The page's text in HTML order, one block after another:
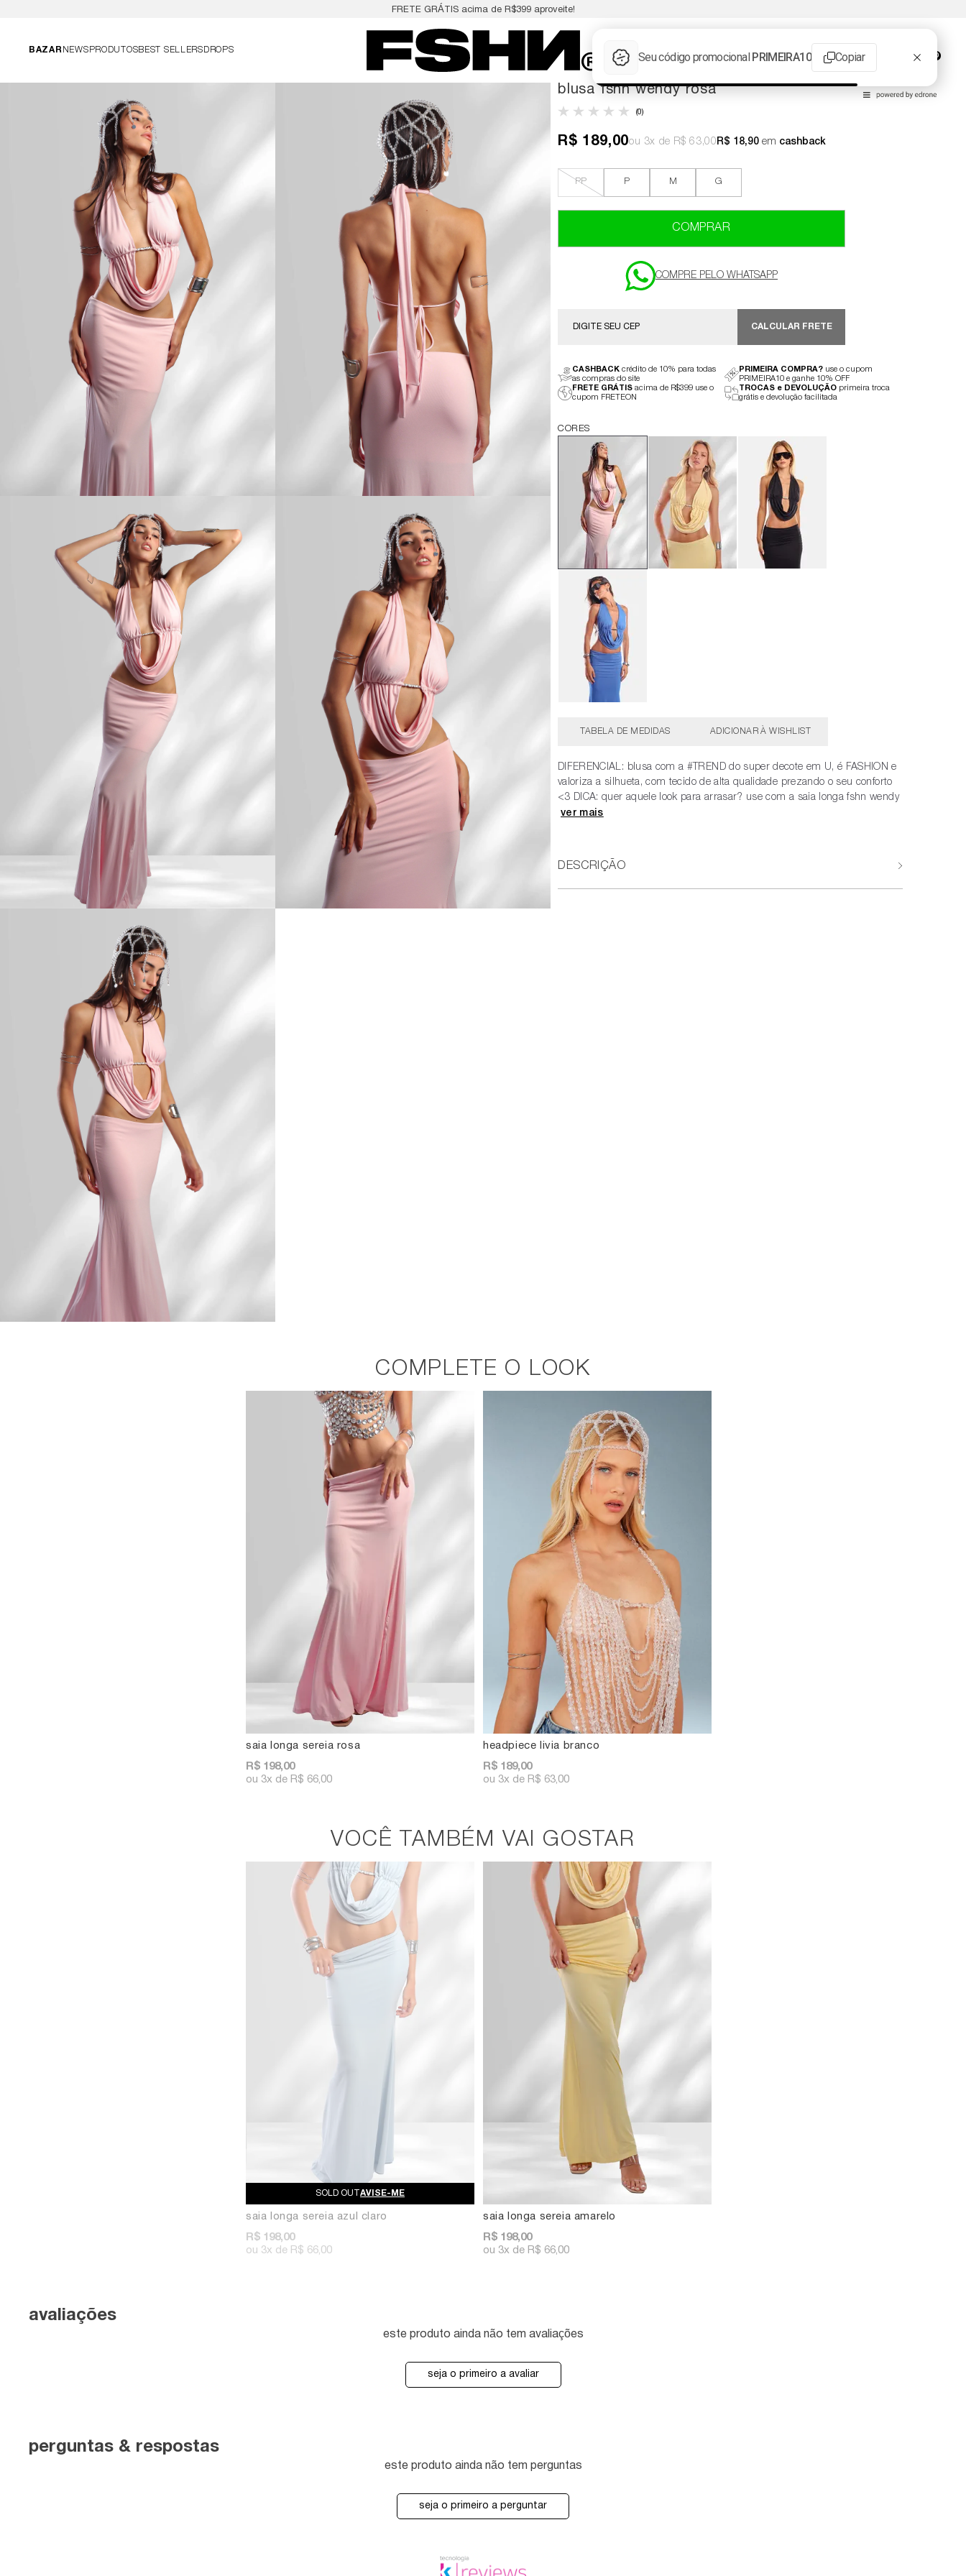
FRETE GRÁTIS acima de R$399 aproveite!
BAZAR NEWSPRODUTOSBEST SELLERSDROPS
0
blusa fshn wendy rosa
(0)
R$ 189,00 3x R$ 63,00 R$ 18,90 em cashback
PP P M G
COMPRAR
CALCULAR FRETE
CASHBACK crédito de 10% para todas
as compras do site
PRIMEIRA COMPRA? use o cupom
PRIMEIRA10 e ganhe 10% OFF
FRETE GRÁTIS acima de R$399 use o
cupom FRETEON
TROCAS e DEVOLUÇÃO primeira troca
grátis e devolução facilitada
TABELA DE MEDIDAS
DIFERENCIAL: blusa com a #TREND do super decote em U, é FASHION e
valoriza a silhueta, com tecido de alta qualidade prezando o seu conforto
<3 DICA: quer aquele look para arrasar? use com a saia longa fshn wendy
DESCRIÇÃO
COMPLETE O LOOK
saia longa sereia rosa
R$ 198,00
3x R$ 66,00
headpiece livia branco
R$ 189,00
3x R$ 63,00
VOCÊ TAMBÉM VAI GOSTAR
AVISE-ME
saia longa sereia azul claro
R$ 198,00
3x R$ 66,00
saia longa sereia amarelo
R$ 198,00
3x R$ 66,00
avaliações
este produto ainda não tem avaliações
seja o primeiro a avaliar
perguntas & respostas
este produto ainda não tem perguntas
seja o primeiro a perguntar